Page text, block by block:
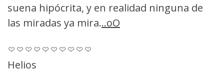
suena hipócrita, y en realidad ninguna de
las miradas ya mira...oO
Helios